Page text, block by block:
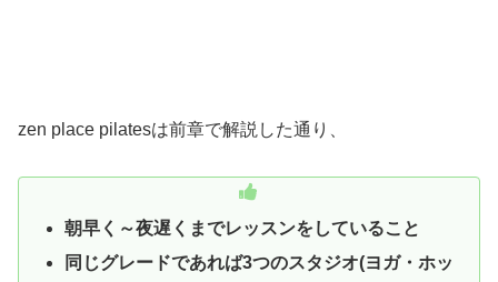
zen place pilatesは前章で解説した通り、
朝早く～夜遅くまでレッスンをしていること
同じグレードであれば3つのスタジオ(ヨガ・ホッ